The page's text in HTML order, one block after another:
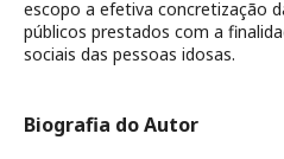
escopo a efetiva concretização
públicos prestados com a
sociais das pessoas idosas.
Biografia do Autor